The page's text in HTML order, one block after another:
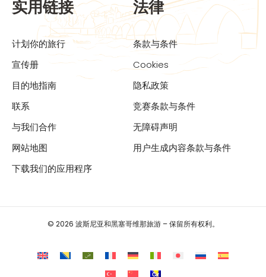
实用链接
计划你的旅行
宣传册
目的地指南
联系
与我们合作
网站地图
下载我们的应用程序
法律
条款与条件
Cookies
隐私政策
竞赛条款与条件
无障碍声明
用户生成内容条款与条件
© 2026 波斯尼亚和黑塞哥维那旅游 – 保留所有权利。